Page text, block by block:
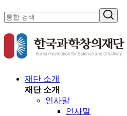
재단 소개
재단 소개
인사말
인사말